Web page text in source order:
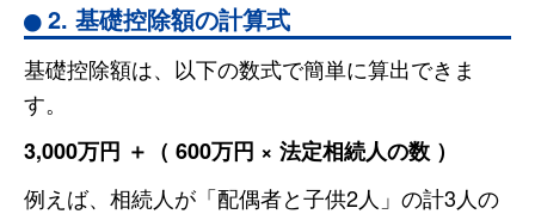
2. 基礎控除額の計算式
基礎控除額は、以下の数式で簡単に算出できま
す。
3,000万円 ＋（ 600万円 × 法定相続人の数 ）
例えば、相続人が「配偶者と子供2人」の計3人の